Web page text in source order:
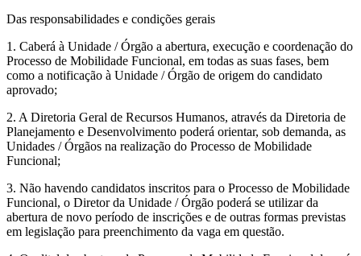
Das responsabilidades e condições gerais
1. Caberá à Unidade / Órgão a abertura, execução e coordenação do
Processo de Mobilidade Funcional, em todas as suas fases, bem
como a notificação à Unidade / Órgão de origem do candidato
aprovado;
2. A Diretoria Geral de Recursos Humanos, através da Diretoria de
Planejamento e Desenvolvimento poderá orientar, sob demanda, as
Unidades / Órgãos na realização do Processo de Mobilidade
Funcional;
3. Não havendo candidatos inscritos para o Processo de Mobilidade
Funcional, o Diretor da Unidade / Órgão poderá se utilizar da
abertura de novo período de inscrições e de outras formas previstas
em legislação para preenchimento da vaga em questão.